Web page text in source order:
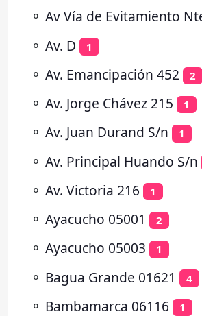
⚬ Av Vía de Evitamiento
⚬ Av. D 1
⚬ Av. Emancipación 452 2
⚬ Av. Jorge Chávez 215 1
⚬ Av. Juan Durand S/n 1
⚬ Av. Principal Huando S/n
⚬ Av. Victoria 216 1
⚬ Ayacucho 05001 2
⚬ Ayacucho 05003 1
⚬ Bagua Grande 01621 4
⚬ Bambamarca 06116 1